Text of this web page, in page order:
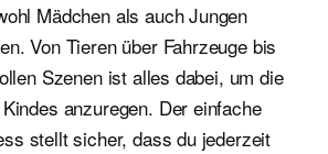
Mädchen als auch Jungen
Von Tieren über Fahrzeuge bis
Szenen ist alles dabei, um die
anzuregen. Der einfache
stellt sicher, dass du jederzeit